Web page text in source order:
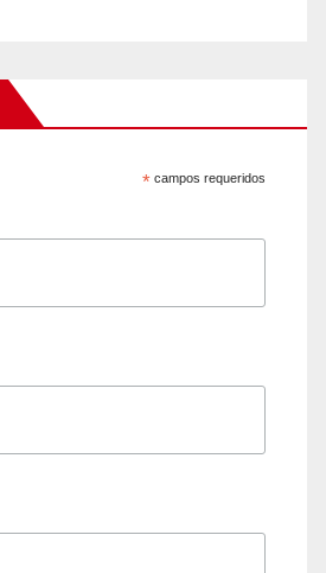
* campos requeridos